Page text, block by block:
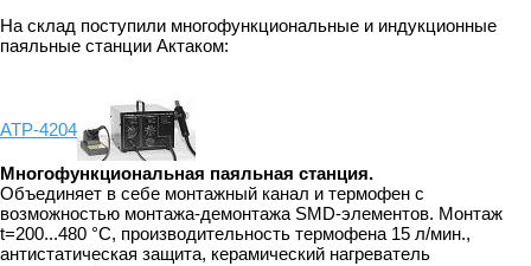
На склад поступили многофункциональные и индукционные
паяльные станции Актаком:
АТР-4204
Многофункциональная паяльная станция.
Объединяет в себе монтажный канал и термофен с
возможностью монтажа-демонтажа SMD-элементов. Монтаж
t=200...480 °C, производительность термофена 15 л/мин.,
антистатическая защита, керамический нагреватель